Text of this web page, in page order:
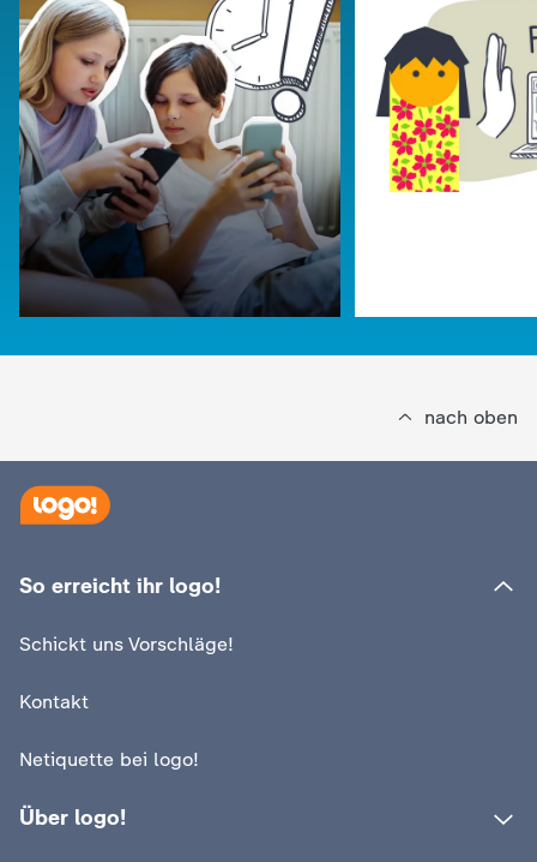
Wie oft checkt ihr euer
Video1:15
Achtung:
nach oben
So erreicht ihr logo!
Schickt uns Vorschläge!
Kontakt
Netiquette bei logo!
Über logo!